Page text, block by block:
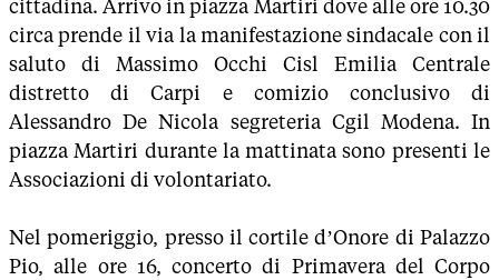
cittadina. Arrivo in piazza Martiri dove alle ore 10.30
circa prende il via la manifestazione sindacale con il
saluto di Massimo Occhi Cisl Emilia Centrale
distretto di Carpi e comizio conclusivo di
Alessandro De Nicola segreteria Cgil Modena. In
piazza Martiri durante la mattinata sono presenti le
Associazioni di volontariato.
Nel pomeriggio, presso il cortile d’Onore di Palazzo
Pio, alle ore 16, concerto di Primavera del Corpo